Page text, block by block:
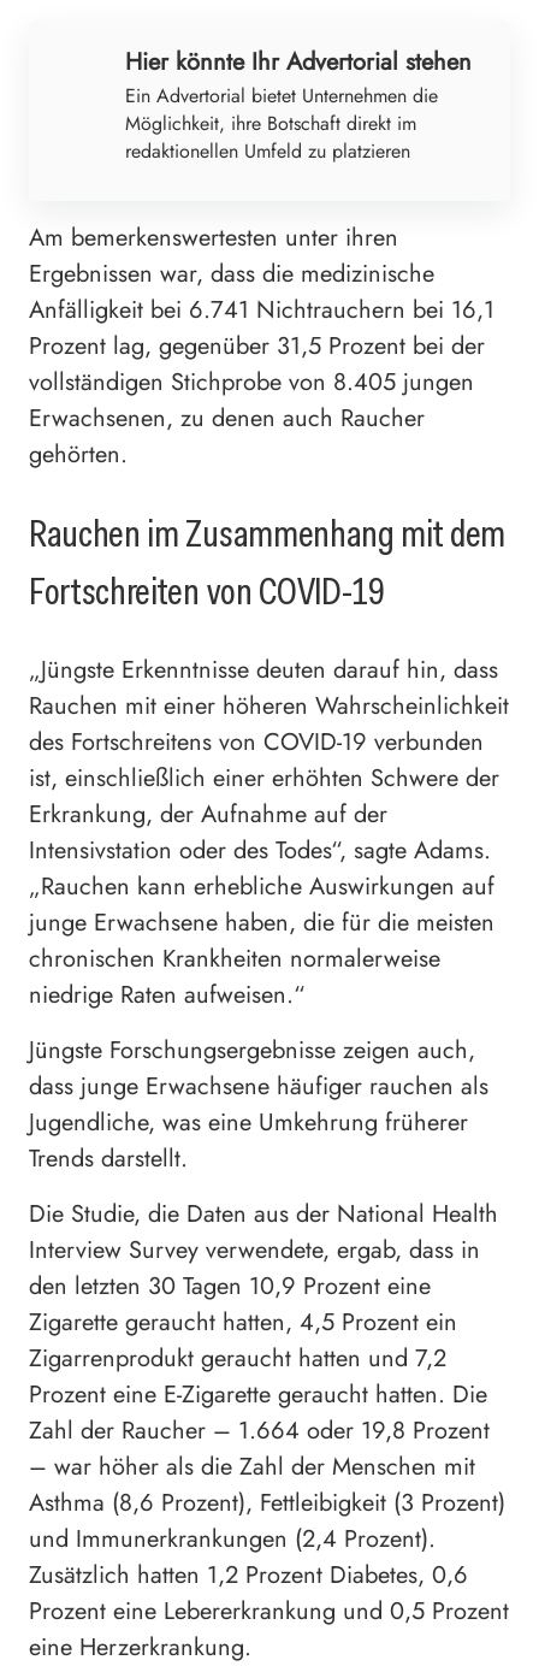
Hier könnte Ihr Advertorial stehen
Ein Advertorial bietet Unternehmen die
Möglichkeit, ihre Botschaft direkt im
redaktionellen Umfeld zu platzieren
Am bemerkenswertesten unter ihren
Ergebnissen war, dass die medizinische
Anfälligkeit bei 6.741 Nichtrauchern bei 16,1
Prozent lag, gegenüber 31,5 Prozent bei der
vollständigen Stichprobe von 8.405 jungen
Erwachsenen, zu denen auch Raucher
gehörten.
Rauchen im Zusammenhang mit dem
Fortschreiten von COVID-19
„Jüngste Erkenntnisse deuten darauf hin, dass
Rauchen mit einer höheren Wahrscheinlichkeit
des Fortschreitens von COVID-19 verbunden
ist, einschließlich einer erhöhten Schwere der
Erkrankung, der Aufnahme auf der
Intensivstation oder des Todes“, sagte Adams.
„Rauchen kann erhebliche Auswirkungen auf
junge Erwachsene haben, die für die meisten
chronischen Krankheiten normalerweise
niedrige Raten aufweisen.“
Jüngste Forschungsergebnisse zeigen auch,
dass junge Erwachsene häufiger rauchen als
Jugendliche, was eine Umkehrung früherer
Trends darstellt.
Die Studie, die Daten aus der National Health
Interview Survey verwendete, ergab, dass in
den letzten 30 Tagen 10,9 Prozent eine
Zigarette geraucht hatten, 4,5 Prozent ein
Zigarrenprodukt geraucht hatten und 7,2
Prozent eine E-Zigarette geraucht hatten. Die
Zahl der Raucher – 1.664 oder 19,8 Prozent
– war höher als die Zahl der Menschen mit
Asthma (8,6 Prozent), Fettleibigkeit (3 Prozent)
und Immunerkrankungen (2,4 Prozent).
Zusätzlich hatten 1,2 Prozent Diabetes, 0,6
Prozent eine Lebererkrankung und 0,5 Prozent
eine Herzerkrankung.